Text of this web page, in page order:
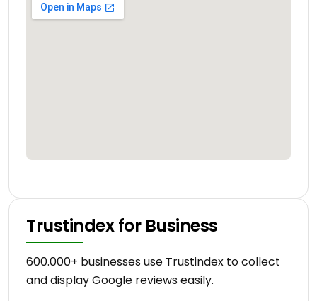
Trustindex for Business
600.000+ businesses use Trustindex to collect
and display Google reviews easily.